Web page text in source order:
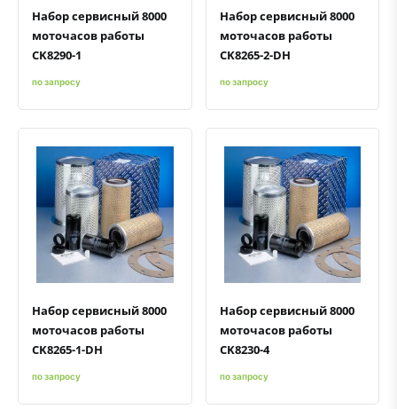
Набор сервисный 8000
моточасов работы
CK8290-1
по запросу
Набор сервисный 8000
моточасов работы
CK8265-2-DH
по запросу
Быстрый просмотрДобавить к сравнению
Добавить в избранное
Набор сервисный 8000
моточасов работы
CK8265-1-DH
по запросу
Быстрый просмотрДобавить к сравнению
Добавить в избранное
Набор сервисный 8000
моточасов работы
CK8230-4
по запросу